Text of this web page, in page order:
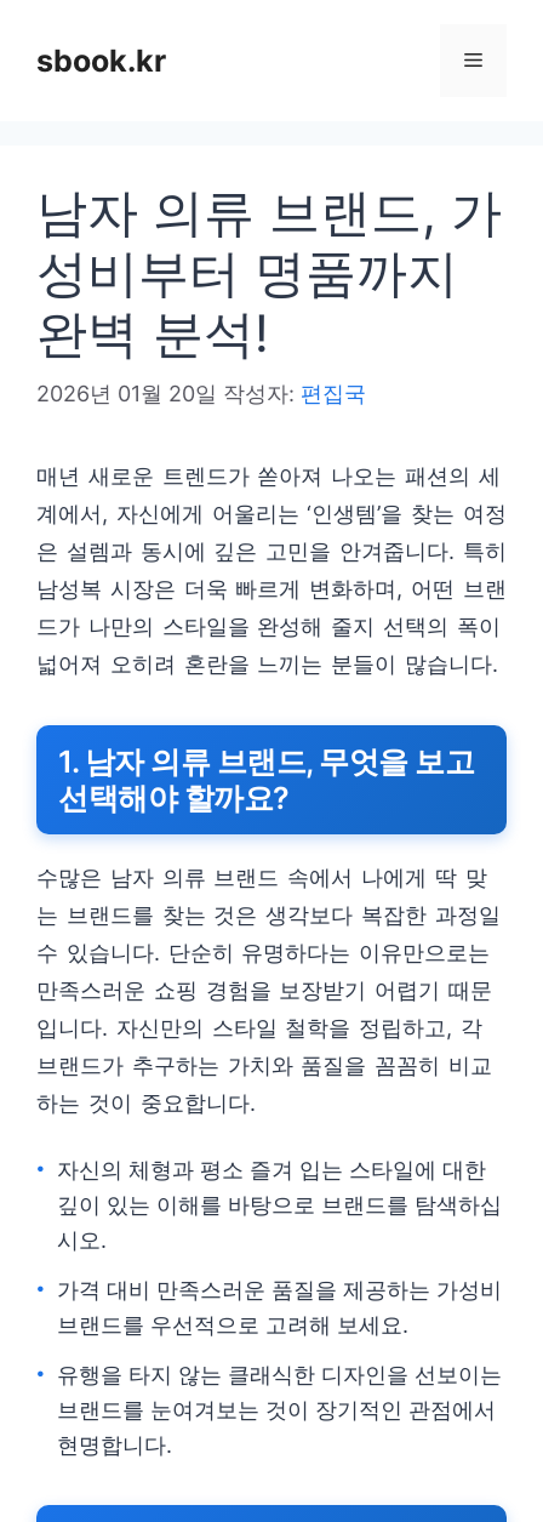
sbook.kr 메
남자 의류 브랜드, 가
성비부터 명품까지
완벽 분석!
2026년 01월 20일 작성자: 편집국
매년 새로운 트렌드가 쏟아져 나오는 패션의 세
계에서, 자신에게 어울리는 ‘인생템’을 찾는 여정
은 설렘과 동시에 깊은 고민을 안겨줍니다. 특히
남성복 시장은 더욱 빠르게 변화하며, 어떤 브랜
드가 나만의 스타일을 완성해 줄지 선택의 폭이
넓어져 오히려 혼란을 느끼는 분들이 많습니다.
1. 남자 의류 브랜드, 무엇을 보고
선택해야 할까요?
수많은 남자 의류 브랜드 속에서 나에게 딱 맞
는 브랜드를 찾는 것은 생각보다 복잡한 과정일
수 있습니다. 단순히 유명하다는 이유만으로는
만족스러운 쇼핑 경험을 보장받기 어렵기 때문
입니다. 자신만의 스타일 철학을 정립하고, 각
브랜드가 추구하는 가치와 품질을 꼼꼼히 비교
하는 것이 중요합니다.
자신의 체형과 평소 즐겨 입는 스타일에 대한
깊이 있는 이해를 바탕으로 브랜드를 탐색하십
시오.
가격 대비 만족스러운 품질을 제공하는 가성비
브랜드를 우선적으로 고려해 보세요.
유행을 타지 않는 클래식한 디자인을 선보이는
브랜드를 눈여겨보는 것이 장기적인 관점에서
현명합니다.